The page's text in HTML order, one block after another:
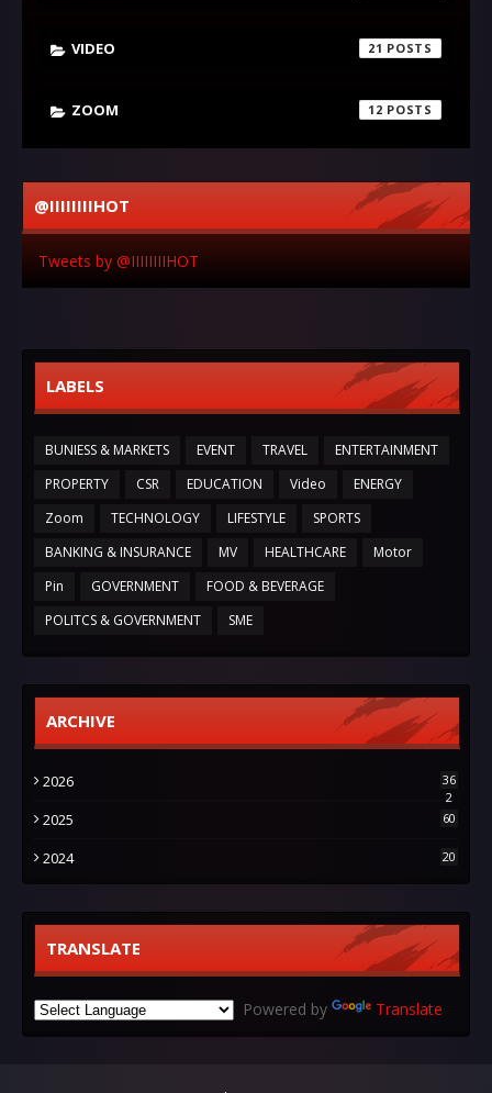
VIDEO 21
ZOOM 12
@IIIIIIIIHOT
Tweets by @IIIIIIIIHOT
LABELS
BUNIESS & MARKETS EVENT TRAVEL
ENTERTAINMENT
PROPERTY
CSR EDUCATION Video
ENERGY
Zoom
TECHNOLOGY LIFESTYLE
SPORTS
BANKING & INSURANCE
MV HEALTHCARE
Motor
Pin
GOVERNMENT
FOOD & BEVERAGE
POLITCS & GOVERNMENT
SME
ARCHIVE
2026
36
2
2025 60
2024 20
TRANSLATE
Powered by Translate